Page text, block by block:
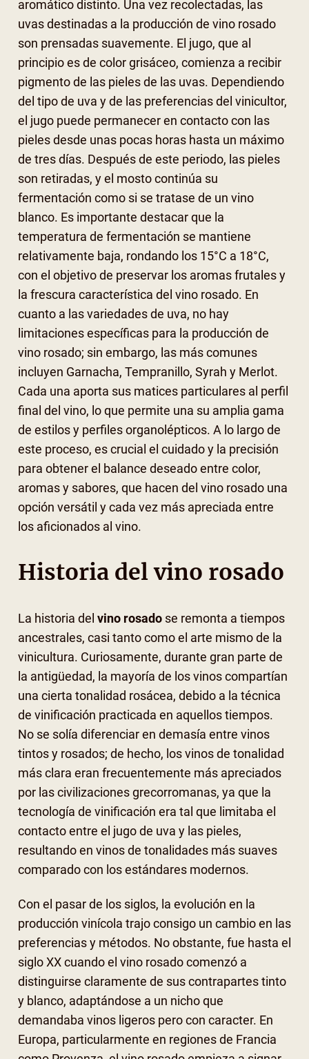
aromático distinto. Una vez recolectadas, las
uvas destinadas a la producción de vino rosado
son prensadas suavemente. El jugo, que al
principio es de color grisáceo, comienza a recibir
pigmento de las pieles de las uvas. Dependiendo
del tipo de uva y de las preferencias del vinicultor,
el jugo puede permanecer en contacto con las
pieles desde unas pocas horas hasta un máximo
de tres días. Después de este periodo, las pieles
son retiradas, y el mosto continúa su
fermentación como si se tratase de un vino
blanco. Es importante destacar que la
temperatura de fermentación se mantiene
relativamente baja, rondando los 15°C a 18°C,
con el objetivo de preservar los aromas frutales y
la frescura característica del vino rosado. En
cuanto a las variedades de uva, no hay
limitaciones específicas para la producción de
vino rosado; sin embargo, las más comunes
incluyen Garnacha, Tempranillo, Syrah y Merlot.
Cada una aporta sus matices particulares al perfil
final del vino, lo que permite una su amplia gama
de estilos y perfiles organolépticos. A lo largo de
este proceso, es crucial el cuidado y la precisión
para obtener el balance deseado entre color,
aromas y sabores, que hacen del vino rosado una
opción versátil y cada vez más apreciada entre
los aficionados al vino.
Historia del vino rosado
La historia del vino rosadose remonta a tiempos
ancestrales, casi tanto como el arte mismo de la
vinicultura. Curiosamente, durante gran parte de
la antigüedad, la mayoría de los vinos compartían
una cierta tonalidad rosácea, debido a la técnica
de vinificación practicada en aquellos tiempos.
No se solía diferenciar en demasía entre vinos
tintos y rosados; de hecho, los vinos de tonalidad
más clara eran frecuentemente más apreciados
por las civilizaciones grecorromanas, ya que la
tecnología de vinificación era tal que limitaba el
contacto entre el jugo de uva y las pieles,
resultando en vinos de tonalidades más suaves
comparado con los estándares modernos.
Con el pasar de los siglos, la evolución en la
producción vinícola trajo consigo un cambio en las
preferencias y métodos. No obstante, fue hasta el
siglo XX cuando el vino rosado comenzó a
distinguirse claramente de sus contrapartes tinto
y blanco, adaptándose a un nicho que
demandaba vinos ligeros pero con caracter. En
Europa, particularmente en regiones de Francia